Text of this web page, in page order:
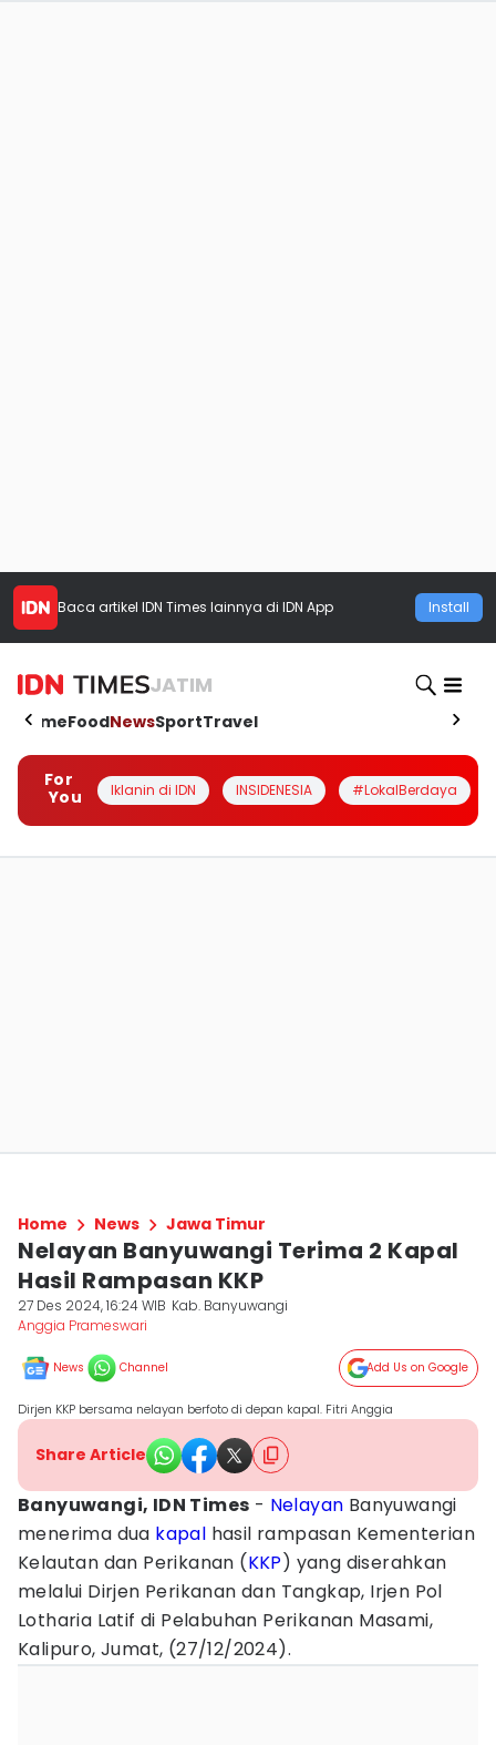
Baca artikel IDN Times lainnya di IDN App Install
JATIM
HomeFoodNewsSportTravel
For
You
Iklanin di IDN INSIDENESIA #LokalBerdaya
Home News Jawa Timur
Nelayan Banyuwangi Terima 2 Kapal
Hasil Rampasan KKP
27 Des 2024, 16:24 WIB Kab. Banyuwangi
Anggia Prameswari
News Channel Add Us on Google
Dirjen KKP bersama nelayan berfoto di depan kapal. Fitri Anggia
Share Article
Banyuwangi, IDN Times - Nelayan Banyuwangi
menerima dua kapal hasil rampasan Kementerian
Kelautan dan Perikanan (KKP) yang diserahkan
melalui Dirjen Perikanan dan Tangkap, Irjen Pol
Lotharia Latif di Pelabuhan Perikanan Masami,
Kalipuro, Jumat, (27/12/2024).